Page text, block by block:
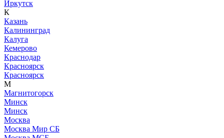
Иркутск
К
Казань
Калининград
Калуга
Кемерово
Краснодар
Красноярск
Красноярск
М
Магнитогорск
Минск
Минск
Москва
Москва Мир СБ